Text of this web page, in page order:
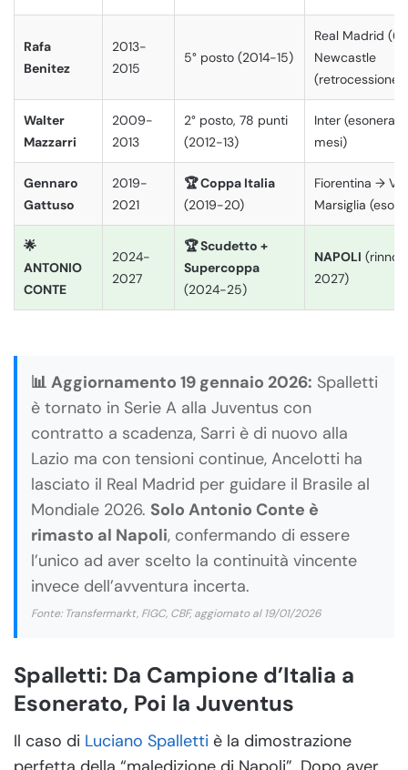
Rafa
Benitez
2013-
2015
5° posto (2014-15)
Real Madrid (6
Newcastle
(retrocessione)
Walter
Mazzarri
2009-
2013
2° posto, 78 punti
(2012-13)
Inter
mesi)
Gennaro
Gattuso
2019-
2021
🏆 Coppa Italia
(2019-20)
Fiorentina →
Marsiglia
🌟
ANTONIO
CONTE
2024-
2027
🏆 Scudetto +
Supercoppa
(2024-25)
NAPOLI
2027)
📊 Aggiornamento 19 gennaio 2026: Spalletti
è tornato in Serie A alla Juventus con
contratto a scadenza, Sarri è di nuovo alla
Lazio ma con tensioni continue, Ancelotti ha
lasciato il Real Madrid per guidare il Brasile al
Mondiale 2026. Solo Antonio Conte è
rimasto al Napoli, confermando di essere
l’unico ad aver scelto la continuità vincente
invece dell’avventura incerta.
Fonte: Transfermarkt, FIGC, CBF, aggiornato al 19/01/2026
Spalletti: Da Campione d’Italia a
Esonerato, Poi la Juventus
Il caso di Luciano Spalletti è la dimostrazione